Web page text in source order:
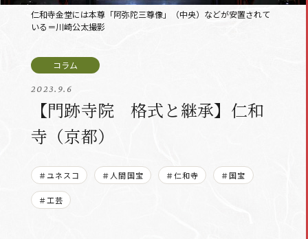
仁和寺金堂には本尊「阿弥陀三尊像」（中央）などが安置されて
いる＝川崎公太撮影
2023.9.6
【門跡寺院 格式と継承】仁和
寺（京都）
＃ユネスコ ＃人間国宝 ＃仁和寺 ＃国宝
＃工芸